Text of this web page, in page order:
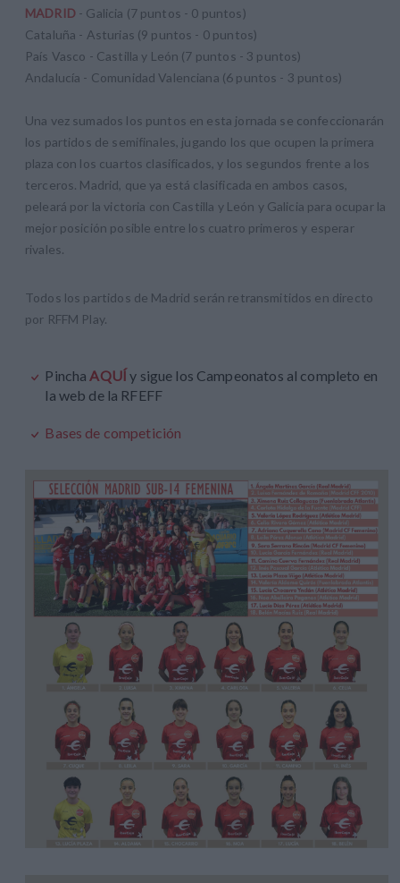
MADRID - Galicia (7 puntos - 0 puntos)
Cataluña - Asturias (9 puntos - 0 puntos)
País Vasco - Castilla y León (7 puntos - 3 puntos)
Andalucía - Comunidad Valenciana (6 puntos - 3 puntos)
Una vez sumados los puntos en esta jornada se confeccionarán
los partidos de semifinales, jugando los que ocupen la primera
plaza con los cuartos clasificados, y los segundos frente a los
terceros. Madrid, que ya está clasificada en ambos casos,
peleará por la victoria con Castilla y León y Galicia para ocupar la
mejor posición posible entre los cuatro primeros y esperar
rivales.
Todos los partidos de Madrid serán retransmitidos en directo
por RFFM Play.
Pincha AQUÍy sigue los Campeonatos al completo en
la web de la RFEFF
Bases de competición